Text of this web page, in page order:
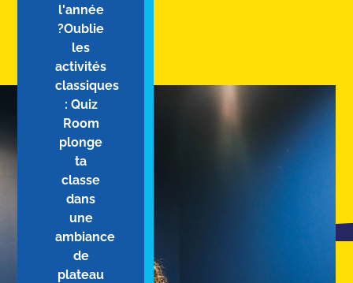
l'année
?Oublie
les
activités
classiques
: Quiz
Room
plonge
ta
classe
dans
une
ambiance
de
plateau